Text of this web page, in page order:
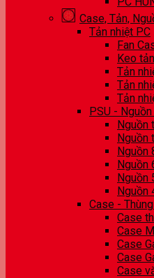
Case, Tản,
Tản nhiệt PC
Fan
Keo
Tản
Tản
Tản
PSU -
Nguồn
Nguồn
Nguồn
Nguồn
Nguồn
Nguồn
Case -
Case
Case
Case
Case
Case